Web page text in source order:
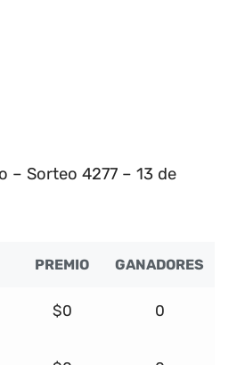
– Sorteo 4277 – 13 de
PREMIO GANADORES
$0 0